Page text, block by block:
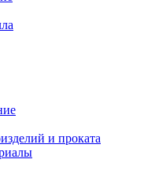
и проката